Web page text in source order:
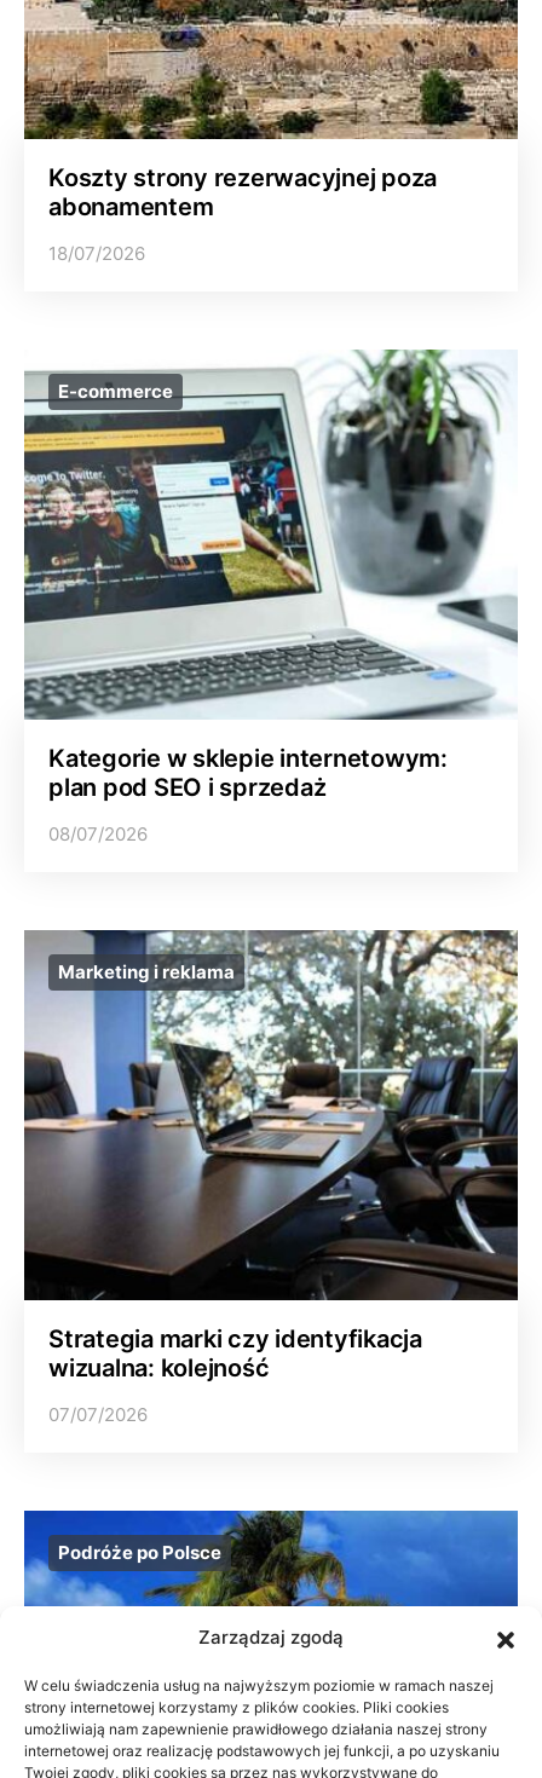
Zarządzaj zgodą
W celu świadczenia usług na najwyższym poziomie w ramach naszej
strony internetowej korzystamy z plików cookies. Pliki cookies
umożliwiają nam zapewnienie prawidłowego działania naszej strony
internetowej oraz realizację podstawowych jej funkcji, a po uzyskaniu
Twojej zgody, pliki cookies są przez nas wykorzystywane do
Koszty strony rezerwacyjnej poza
abonamentem
18/07/2026
E-commerce
Kategorie w sklepie internetowym:
plan pod SEO i sprzedaż
08/07/2026
Marketing i reklama
Strategia marki czy identyfikacja
wizualna: kolejność
07/07/2026
Podróże po Polsce